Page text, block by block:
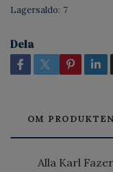
Lagersaldo: 7
Dela
OM PRODUKTEN
Alla Karl